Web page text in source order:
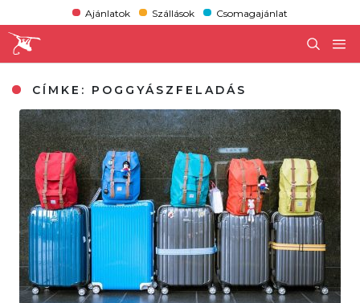
Ajánlatok Szállások Csomagajánlat
CÍMKE: POGGYÁSZFELADÁS